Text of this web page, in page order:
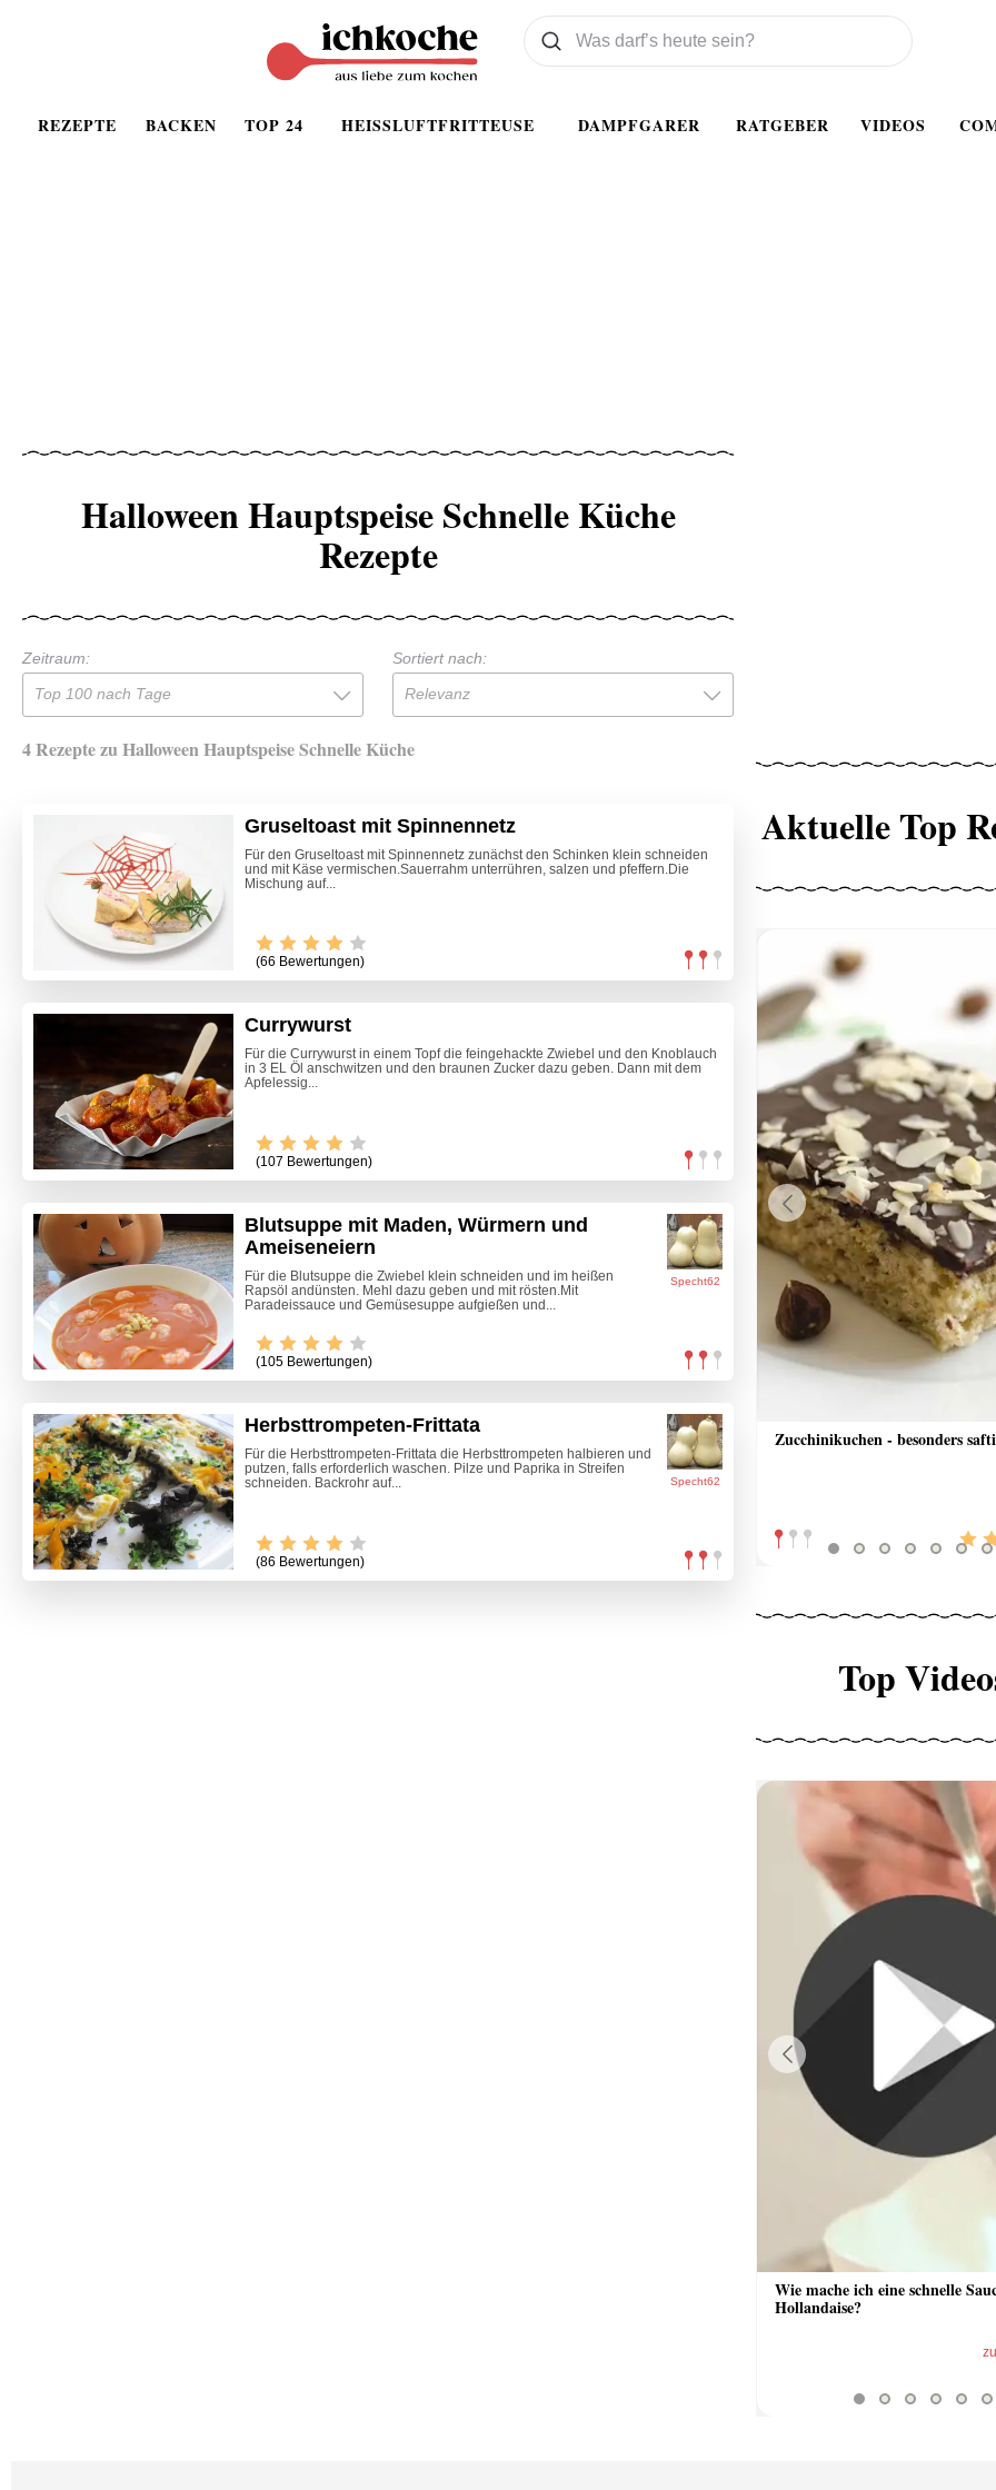
REZEPTE BACKEN TOP 24 HEISSLUFTFRITTEUSE DAMPFGARER RATGEBER VIDEOS
Was wollen Sie suchen
Suchen
Halloween Hauptspeise Schnelle Küche
Rezepte
Zeitraum:
Top 100 nach Tage
Sortiert nach:
Relevanz
4 Rezepte zu Halloween Hauptspeise Schnelle Küche
Gruseltoast mit Spinnennetz
Für den Gruseltoast mit Spinnennetz zunächst den Schinken klein schneiden
und mit Käse vermischen.Sauerrahm unterrühren, salzen und pfeffern.Die
Mischung auf...
(66 Bewertungen)
Currywurst
Für die Currywurst in einem Topf die feingehackte Zwiebel und den Knoblauch
in 3 EL Öl anschwitzen und den braunen Zucker dazu geben. Dann mit dem
Apfelessig...
(107 Bewertungen)
Specht62
Blutsuppe mit Maden, Würmern und
Ameiseneiern
Für die Blutsuppe die Zwiebel klein schneiden und im heißen
Rapsöl andünsten. Mehl dazu geben und mit rösten.Mit
Paradeissauce und Gemüsesuppe aufgießen und...
(105 Bewertungen)
Specht62
Herbsttrompeten-Frittata
Für die Herbsttrompeten-Frittata die Herbsttrompeten halbieren und
putzen, falls erforderlich waschen. Pilze und Paprika in Streifen
schneiden. Backrohr auf...
(86 Bewertungen)
Aktuelle Top
Zucchinikuchen - besonders
Käsespätzle
Previous
Top
Wie mache ich eine schnelle
Hollandaise?
Previous